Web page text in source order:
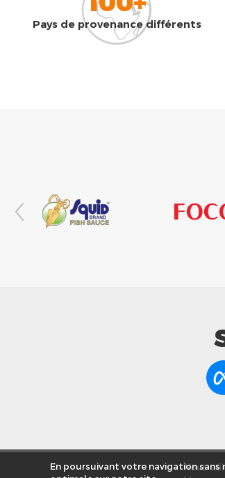
Pays de provenance différents
En poursuivant votre navigationNous